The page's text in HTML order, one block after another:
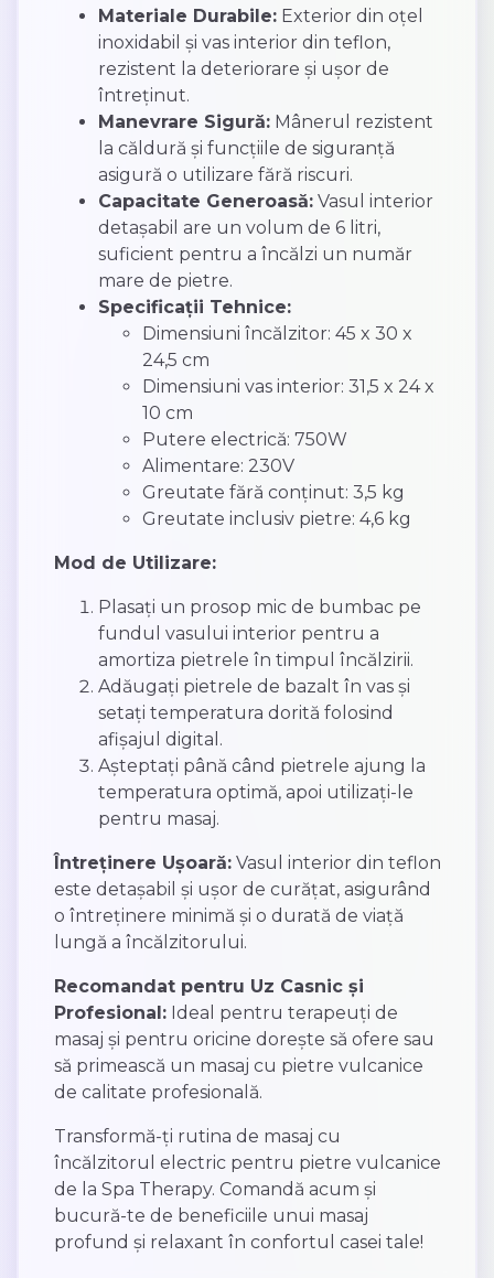
Materiale Durabile:Exterior din oțel
inoxidabil și vas interior din teflon,
rezistent la deteriorare și ușor de
întreținut.
Manevrare Sigură:Mânerul rezistent
la căldură și funcțiile de siguranță
asigură o utilizare fără riscuri.
Capacitate Generoasă:Vasul interior
detașabil are un volum de 6 litri,
suficient pentru a încălzi un număr
mare de pietre.
Specificații Tehnice:
Dimensiuni încălzitor: 45 x 30 x
24,5 cm
Dimensiuni vas interior: 31,5 x 24 x
10 cm
Putere electrică: 750W
Alimentare: 230V
Greutate fără conținut: 3,5 kg
Greutate inclusiv pietre: 4,6 kg
Mod de Utilizare:
Plasați un prosop mic de bumbac pe
fundul vasului interior pentru a
amortiza pietrele în timpul încălzirii.
Adăugați pietrele de bazalt în vas și
setați temperatura dorită folosind
afișajul digital.
Așteptați până când pietrele ajung la
temperatura optimă, apoi utilizați-le
pentru masaj.
Întreținere Ușoară:Vasul interior din teflon
este detașabil și ușor de curățat, asigurând
o întreținere minimă și o durată de viață
lungă a încălzitorului.
Recomandat pentru Uz Casnic și
Profesional:Ideal pentru terapeuți de
masaj și pentru oricine dorește să ofere sau
să primească un masaj cu pietre vulcanice
de calitate profesională.
Transformă-ți rutina de masaj cu
încălzitorul electric pentru pietre vulcanice
de la Spa Therapy. Comandă acum și
bucură-te de beneficiile unui masaj
profund și relaxant în confortul casei tale!